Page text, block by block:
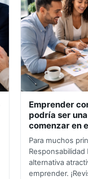
Emprender
podría ser
comenzar en
Para muchos
alternativa
emprender.